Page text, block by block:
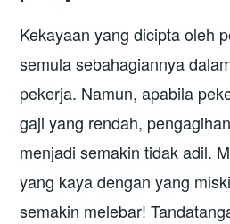
Kekayaan yang dicipta oleh
semula sebahagiannya
pekerja. Namun, apabila
gaji yang rendah,
menjadi semakin tidak adil.
yang kaya dengan yang
semakin melebar!